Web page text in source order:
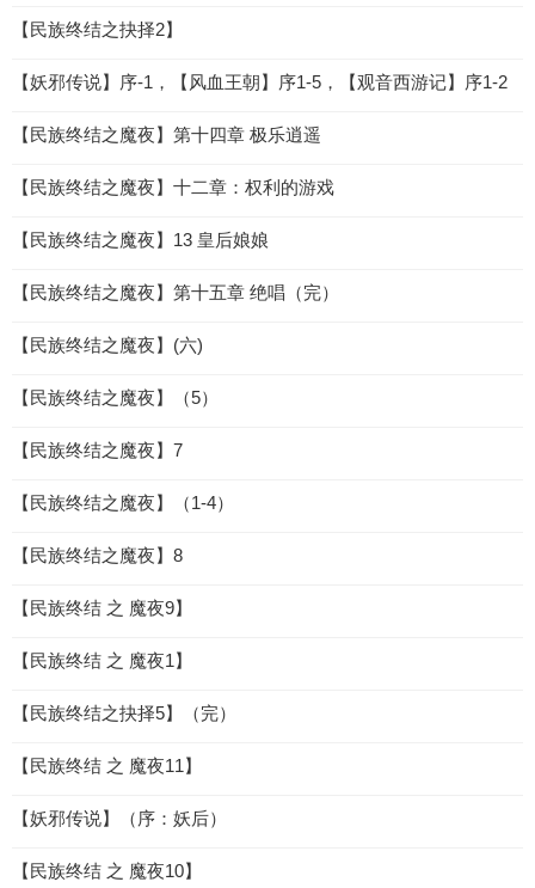
【民族终结之抉择2】
【妖邪传说】序-1，【风血王朝】序1-5，【观音西游记】序1-2
【民族终结之魔夜】第十四章 极乐逍遥
【民族终结之魔夜】十二章：权利的游戏
【民族终结之魔夜】13 皇后娘娘
【民族终结之魔夜】第十五章 绝唱（完）
【民族终结之魔夜】(六)
【民族终结之魔夜】（5）
【民族终结之魔夜】7
【民族终结之魔夜】（1-4）
【民族终结之魔夜】8
【民族终结 之 魔夜9】
【民族终结 之 魔夜1】
【民族终结之抉择5】（完）
【民族终结 之 魔夜11】
【妖邪传说】（序：妖后）
【民族终结 之 魔夜10】